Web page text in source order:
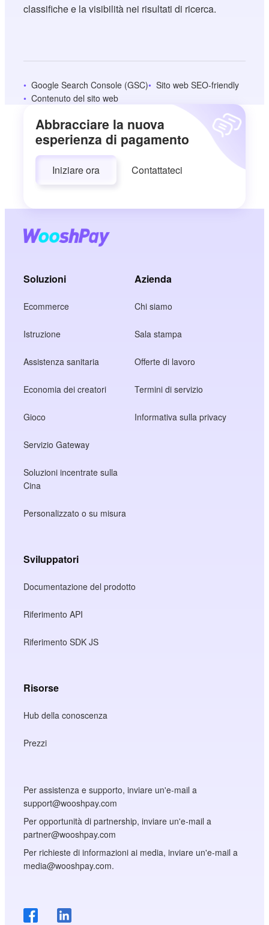
classifiche e la visibilità nei risultati di ricerca.
Google Search Console (GSC)
Sito web SEO-friendly
Contenuto del sito web
Abbracciare la nuova
esperienza di pagamento
Iniziare ora Contattateci
Soluzioni
Ecommerce
Istruzione
Assistenza sanitaria
Economia dei creatori
Gioco
Servizio Gateway
Soluzioni incentrate sulla
Cina
Personalizzato o su misura
Azienda
Chi siamo
Sala stampa
Offerte di lavoro
Termini di servizio
Informativa sulla privacy
Sviluppatori
Documentazione del prodotto
Riferimento API
Riferimento SDK JS
Risorse
Hub della conoscenza
Prezzi
Per assistenza e supporto, inviare un'e-mail a
support@wooshpay.com
Per opportunità di partnership, inviare un'e-mail a
partner@wooshpay.com
Per richieste di informazioni ai media, inviare un'e-mail a
media@wooshpay.com.